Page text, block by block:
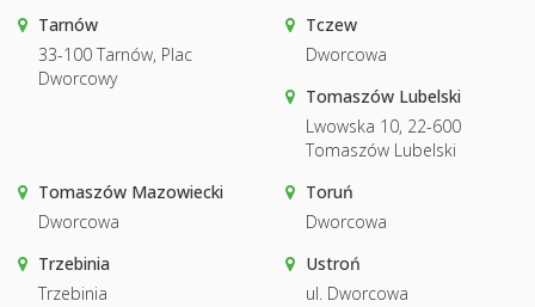
Tarnów
33-100 Tarnów, Plac
Dworcowy
Tczew
Dworcowa
Tomaszów Lubelski
Lwowska 10, 22-600
Tomaszów Lubelski
Tomaszów Mazowiecki
Dworcowa
Toruń
Dworcowa
Trzebinia
Trzebinia
Ustroń
ul. Dworcowa